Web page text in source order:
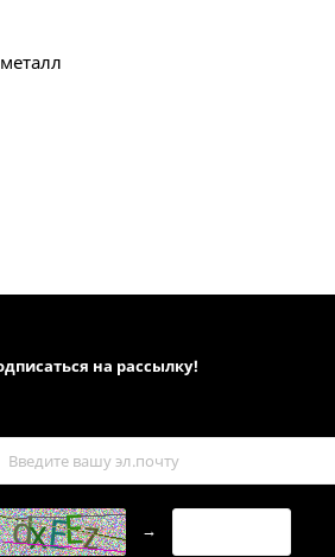
на рассылкy!
→